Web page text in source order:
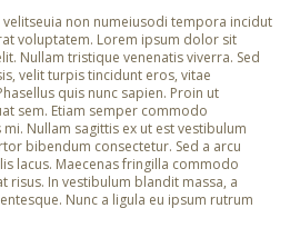
non numeiusodi tempora incidut
voluptatem. Lorem ipsum dolor sit
Nullam tristique venenatis viverra. Sed
velit turpis tincidunt eros, vitae
quis nunc sapien. Proin ut
sem. Etiam semper commodo
Nullam sagittis ex ut est vestibulum
bibendum consectetur. Sed a arcu
lacus. Maecenas fringilla commodo
risus. In vestibulum blandit massa, a
Nunc a ligula eu ipsum rutrum